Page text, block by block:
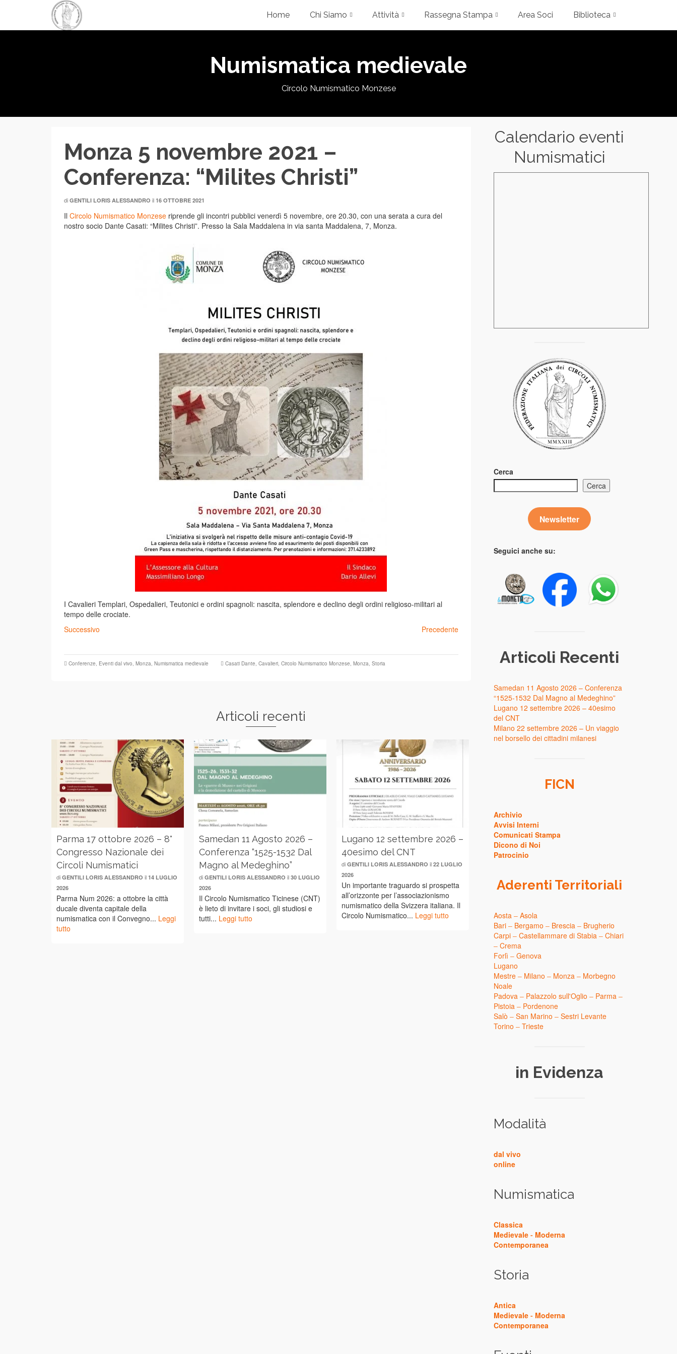
Home Chi Siamo Attività Rassegna Stampa Area Soci Biblioteca
Numismatica medievale
Circolo Numismatico Monzese
Monza 5 novembre 2021 –
Conferenza: “Milites Christi”
di GENTILI LORIS ALESSANDRO il 16 OTTOBRE 2021
Il Circolo Numismatico Monzese riprende gli incontri pubblici venerdì 5 novembre, ore 20.30, con una serata a cura del
nostro socio Dante Casati: “Milites Christi”. Presso la Sala Maddalena in via santa Maddalena, 7, Monza.
I Cavalieri Templari, Ospedalieri, Teutonici e ordini spagnoli: nascita, splendore e declino degli ordini religioso-militari al
tempo delle crociate.
Successivo
Precedente
Conferenze, Eventi dal vivo, Monza, Numismatica medievale Casati Dante, Cavalieri, Circolo Numismatico Monzese, Monza, Storia
Articoli recenti
Parma 17 ottobre 2026 – 8°
Congresso Nazionale dei
Circoli Numismatici
di GENTILI LORIS ALESSANDRO il 14 LUGLIO
2026
Parma Num 2026: a ottobre la città
ducale diventa capitale della
numismatica con il Convegno... Leggi
tutto
Samedan 11 Agosto 2026 –
Conferenza “1525-1532 Dal
Magno al Medeghino”
diGENTILI LORIS ALESSANDRO il30 LUGLIO
2026
Il Circolo Numismatico Ticinese (CNT)
è lieto di invitare i soci, gli studiosi e
tutti... Leggi tutto
Lugano 12 settembre 2026 –
40esimo del CNT
diGENTILI LORIS ALESSANDRO il22 LUGLIO
2026
Un importante traguardo si prospetta
all’orizzonte per l’associazionismo
numismatico della Svizzera italiana. Il
Circolo Numismatico... Leggi tutto
Milano 22 settembre 2026 –
Un viaggio nel borsello dei
settembre 2026 dalle ore 20.45, alla...
Leggi tutto
Calendario eventi
Numismatici
Cerca
Cerca
Newsletter
Seguici anche su:
Articoli Recenti
Samedan 11 Agosto 2026 – Conferenza
“1525-1532 Dal Magno al Medeghino”
Lugano 12 settembre 2026 – 40esimo
del CNT
Milano 22 settembre 2026 – Un viaggio
nel borsello dei cittadini milanesi
FICN
Archivio
Avvisi Interni
Comunicati Stampa
Dicono di Noi
Patrocinio
Aderenti Territoriali
Aosta – Asola
Bari– Bergamo – Brescia – Brugherio
Carpi– Castellammare di Stabia – Chiari
– Crema
Forlì – Genova
Lugano
Mestre– Milano – Monza – Morbegno
Noale
Padova – Palazzolo sull'Oglio – Parma –
Pistoia – Pordenone
Salò – San Marino – Sestri Levante
Torino – Trieste
in Evidenza
Modalità
dal vivo
online
Numismatica
Classica
Medievale- Moderna
Contemporanea
Storia
Antica
Medievale- Moderna
Contemporanea